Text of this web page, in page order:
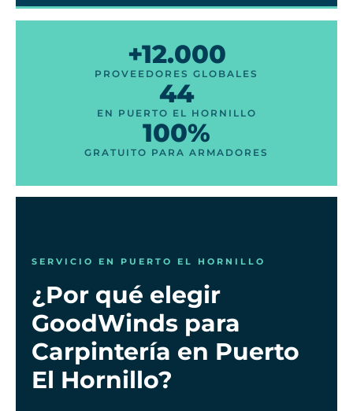
+12.000
PROVEEDORES GLOBALES
44
EN PUERTO EL HORNILLO
100%
GRATUITO PARA ARMADORES
SERVICIO EN PUERTO EL HORNILLO
¿Por qué elegir
GoodWinds para
Carpintería en Puerto
El Hornillo?